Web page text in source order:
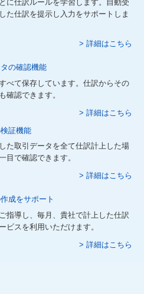
に仕訳ルールを学習します。自動受
た仕訳を提示し入力をサポートしま
> 詳細はこちら
べて保存しています。仕訳からその
確認できます。
> 詳細はこちら
た取引データを全て仕訳計上した場
目で確認できます。
> 詳細はこちら
指導し、毎月、貴社で計上した仕訳
ビスを利用いただけます。
> 詳細はこちら